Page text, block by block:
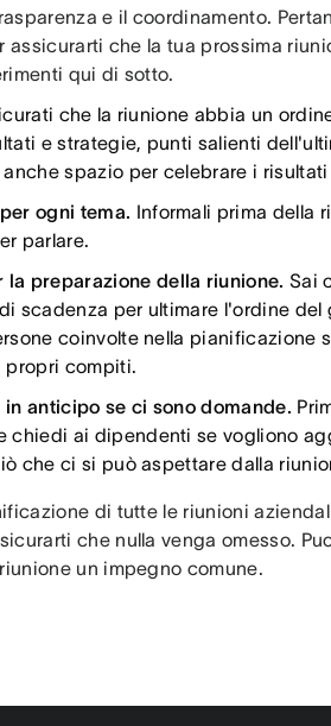
e il coordinamento.
che la tua prossima
qui di sotto.
che la riunione abbia un
e strategie, punti salienti
spazio per celebrare i
ogni tema. Informali prima della
parlare.
la preparazione della riunione. Sai
scadenza per ultimare l'ordine del
coinvolte nella pianificazione
propri compiti.
anticipo se ci sono domande.
chiedi ai dipendenti se vogliono
che ci si può aspettare dalla
di tutte le riunioni
che nulla venga omesso.
un impegno comune.